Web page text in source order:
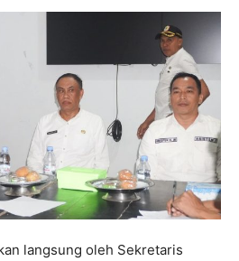
langsung oleh Sekretaris